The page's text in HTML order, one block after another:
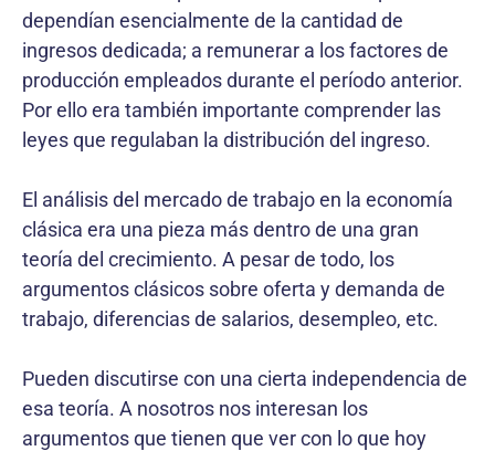
dependían esencialmente de la cantidad de
ingresos dedicada; a remunerar a los factores de
producción empleados durante el período anterior.
Por ello era también importante comprender las
leyes que regulaban la distribución del ingreso.
El análisis del mercado de trabajo en la economía
clásica era una pieza más dentro de una gran
teoría del crecimiento. A pesar de todo, los
argumentos clásicos sobre oferta y demanda de
trabajo, diferencias de salarios, desempleo, etc.
Pueden discutirse con una cierta independencia de
esa teoría. A nosotros nos interesan los
argumentos que tienen que ver con lo que hoy